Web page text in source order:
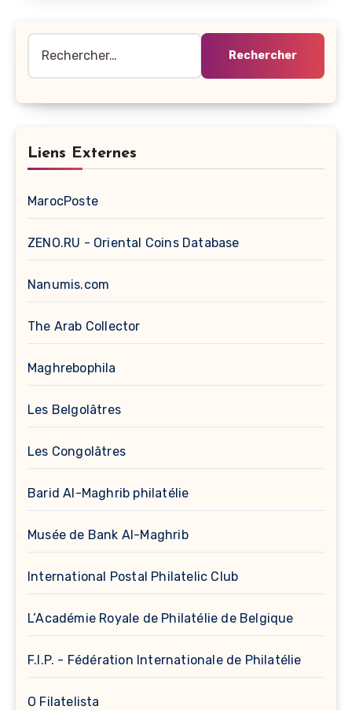
Liens Externes
MarocPoste
ZENO.RU - Oriental Coins Database
Nanumis.com
The Arab Collector
Maghrebophila
Les Belgolâtres
Les Congolâtres
Barid Al-Maghrib philatélie
Musée de Bank Al-Maghrib
International Postal Philatelic Club
L’Académie Royale de Philatélie de Belgique
F.I.P. - Fédération Internationale de Philatélie
O Filatelista